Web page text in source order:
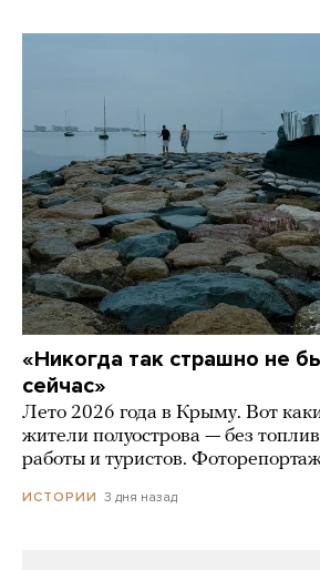
«Никогда так страшно не
сейчас»
Лето 2026 года в Крыму. Вот
жители полуострова — без
работы и туристов.
ИСТОРИИ 3 дня назад